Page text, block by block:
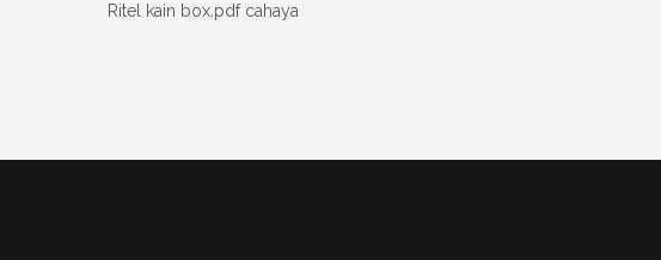
Ritel kain box.pdf cahaya